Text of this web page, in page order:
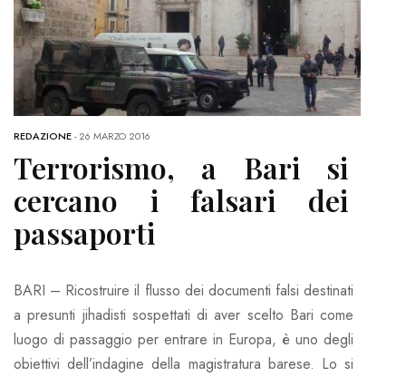
REDAZIONE-26 MARZO 2016
Terrorismo, a Bari si
cercano i falsari dei
passaporti
BARI – Ricostruire il flusso dei documenti falsi destinati
a presunti jihadisti sospettati di aver scelto Bari come
luogo di passaggio per entrare in Europa, è uno degli
obiettivi dell’indagine della magistratura barese. Lo si